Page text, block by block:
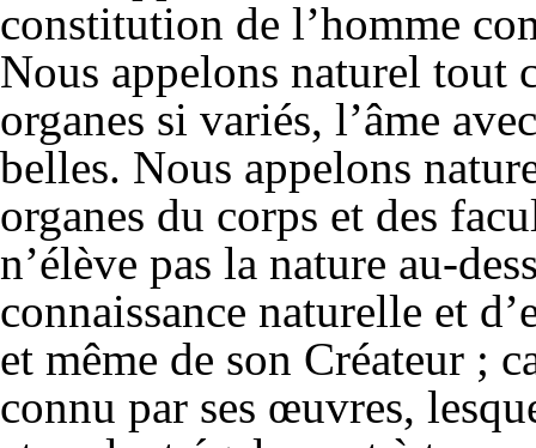
constitution de l’homme
Nous appelons naturel tout
organes si variés, l’âme
belles. Nous appelons
organes du corps et des
n’élève pas la nature au-
connaissance naturelle et
et même de son Créateur ;
connu par ses œuvres,